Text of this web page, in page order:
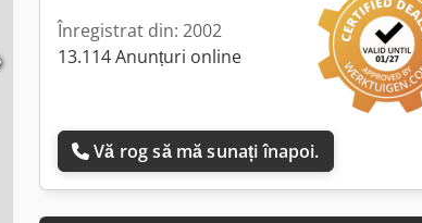
Înregistrat din: 2002
13.114 Anunțuri online
Vă rog să mă sunați înapoi.